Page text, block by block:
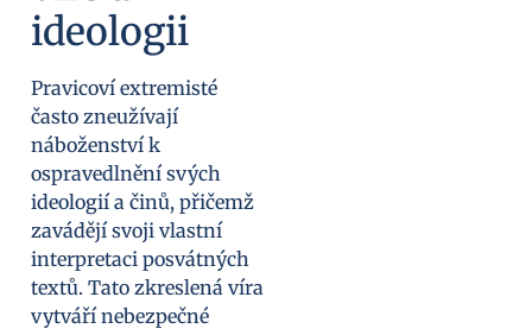
ideologii
Pravicoví extremisté
často zneužívají
náboženství k
ospravedlnění svých
ideologií a činů, přičemž
zavádějí svoji vlastní
interpretaci posvátných
textů. Tato zkreslená víra
vytváří nebezpečné